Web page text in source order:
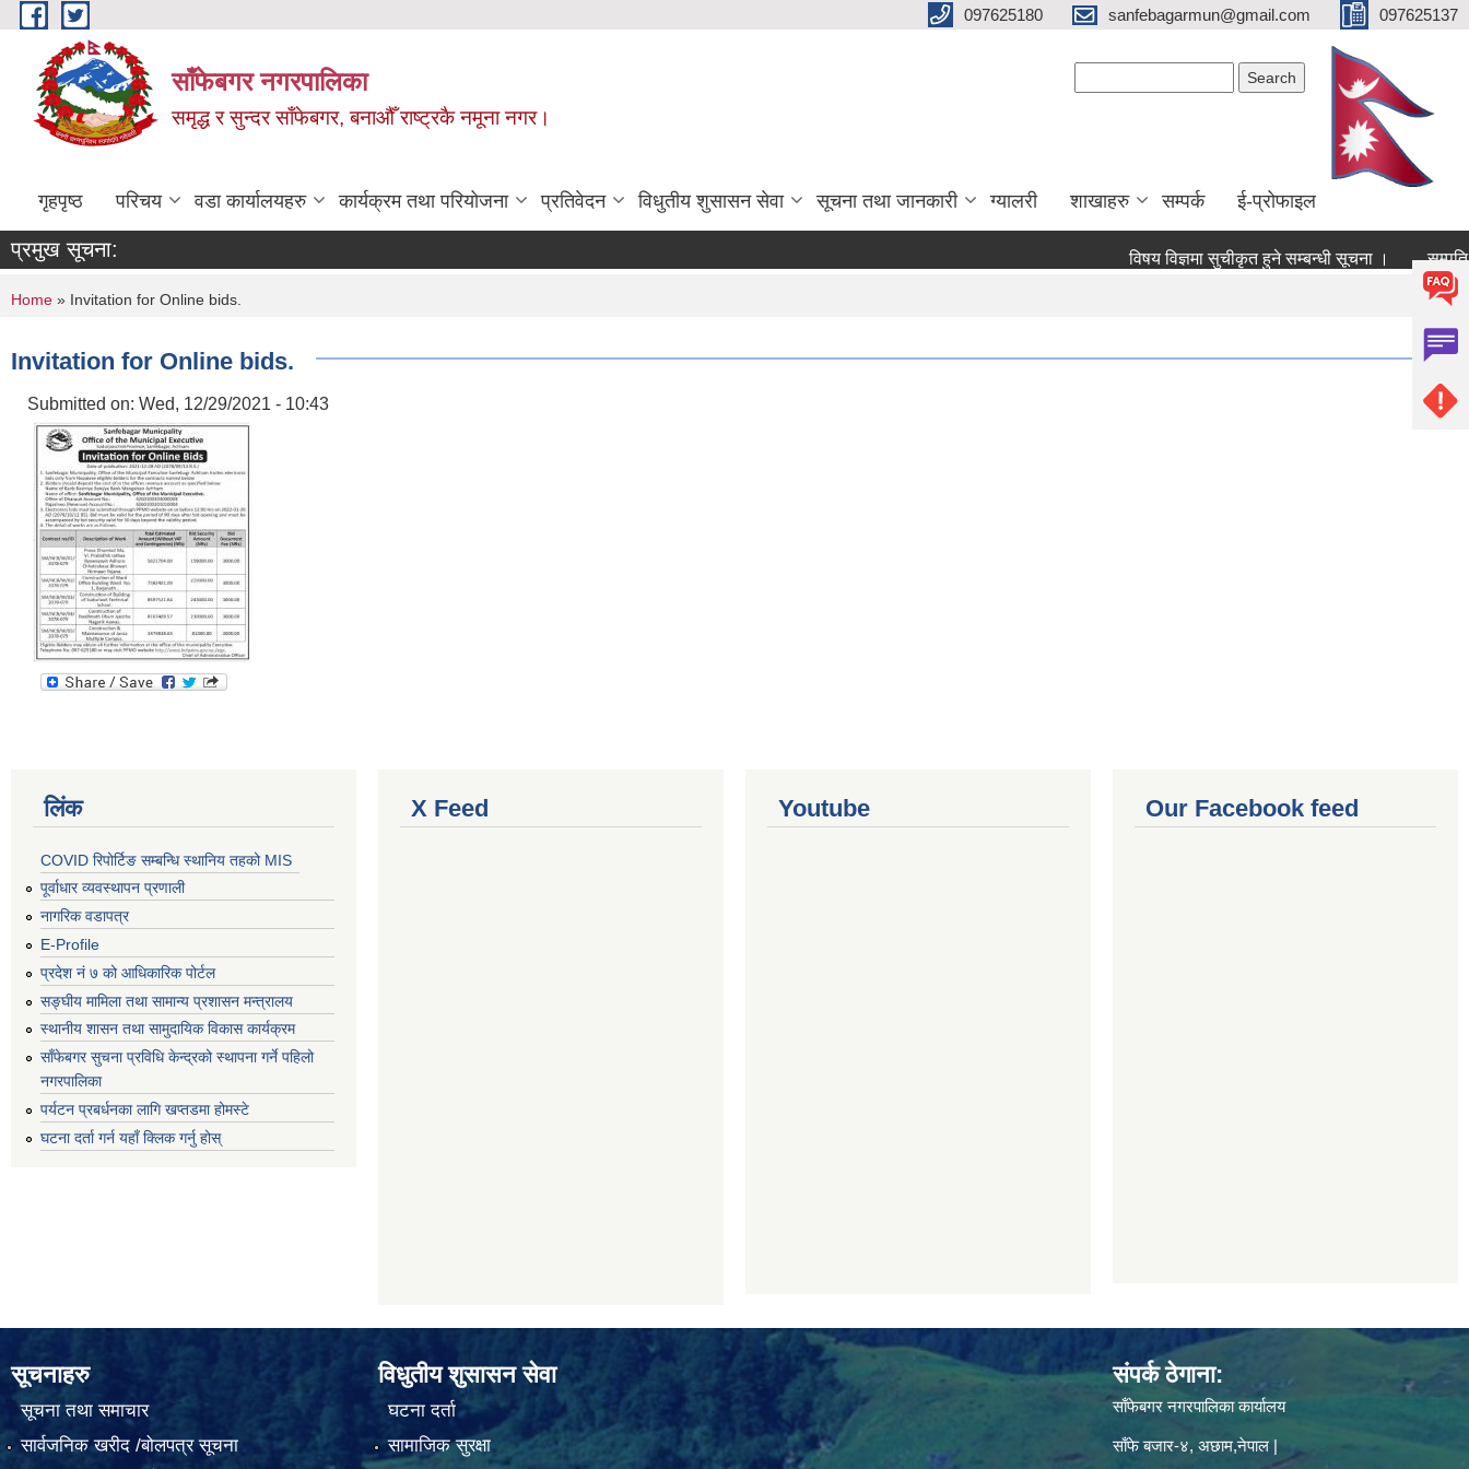
Skip to main content 097625180 sanfebagarmun@gmail.com 097625137
साँफेबगर नगरपालिका
समृद्ध र सुन्दर साँफेबगर, बनाऔँ राष्ट्रकै नमूना नगर।
गृहपृष्ठ परिचय वडा कार्यालयहरु कार्यक्रम तथा परियोजना प्रतिवेदन विधुतीय शुसासन सेवा सूचना तथा जानकारी ग्यालरी शाखाहरु सम्पर्क ई-प्रोफाइल
प्रमुख सूचना: विषय विज्ञमा सुचीकृत हुने सम्बन्धी सूचना । सम्पति
You are here
Home » Invitation for Online bids.
Invitation for Online bids.
Submitted on: Wed, 12/29/2021 - 10:43
लिंक
COVID रिपोर्टिङ सम्बन्धि स्थानिय तहको MIS
पूर्वाधार व्यवस्थापन प्रणाली
नागरिक वडापत्र
E-Profile
प्रदेश नं ७ को आधिकारिक पोर्टल
सङ्घीय मामिला तथा सामान्य प्रशासन मन्त्रालय
स्थानीय शासन तथा सामुदायिक विकास कार्यक्रम
साँफेबगर सुचना प्रविधि केन्द्रको स्थापना गर्ने पहिलो
नगरपालिका
पर्यटन प्रबर्धनका लागि खप्तडमा होमस्टे
घटना दर्ता गर्न यहाँ क्लिक गर्नु होस्
X Feed Youtube Our Facebook feed
सूचनाहरु
सूचना तथा समाचार
सार्वजनिक खरीद /बोलपत्र सूचना
विधुतीय शुसासन सेवा
घटना दर्ता
सामाजिक सुरक्षा
संपर्क ठेगाना:
साँफेबगर नगरपालिका कार्यालय
साँफे बजार-४, अछाम,नेपाल |